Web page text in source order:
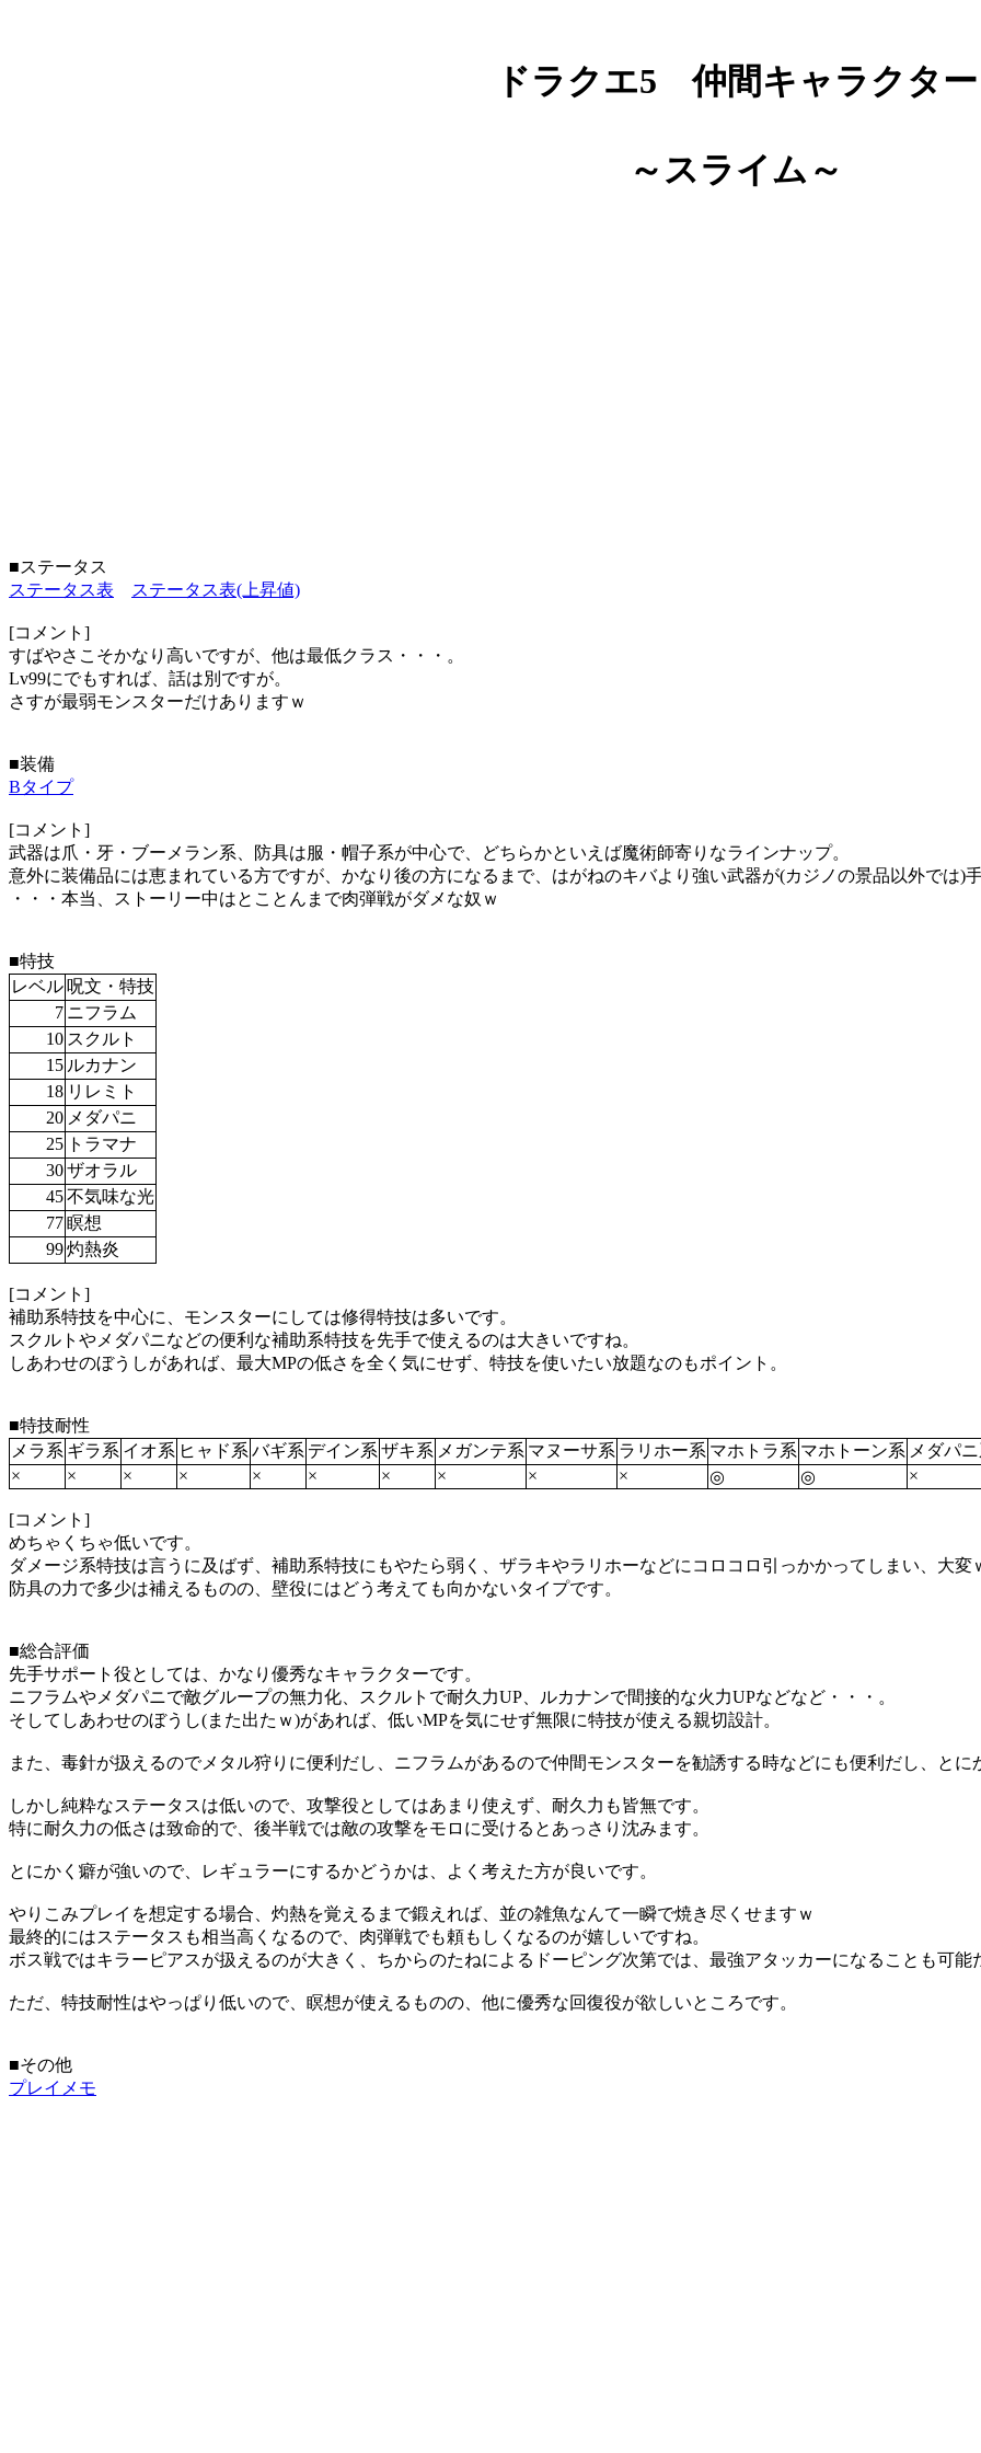
ドラクエ5 仲間キャラクター
～スライム～
■ステータス
ステータス表
ステータス表(上昇値)
[コメント]
すばやさこそかなり高いですが、他は最低クラス・・・。
Lv99にでもすれば、話は別ですが。
さすが最弱モンスターだけありますｗ
■装備
Bタイプ
[コメント]
武器は爪・牙・ブーメラン系、防具は服・帽子系が中心で、どちらかといえば魔術師寄りなラインナップ。
意外に装備品には恵まれている方ですが、かなり後の方になるまで、はがねのキバより強い武器が(カジノの景品以外では)
・・・本当、ストーリー中はとことんまで肉弾戦がダメな奴ｗ
■特技
レベル 呪文・特技
7 ニフラム
10 スクルト
15 ルカナン
18 リレミト
20 メダパニ
25 トラマナ
30ザオラル
45不気味な光
77瞑想
99灼熱炎
[コメント]
補助系特技を中心に、モンスターにしては修得特技は多いです。
スクルトやメダパニなどの便利な補助系特技を先手で使えるのは大きいですね。
しあわせのぼうしがあれば、最大MPの低さを全く気にせず、特技を使いたい放題なのもポイント。
■特技耐性
メラ系 ギラ系 イオ系 ヒャド系 バギ系 デイン系 ザキ系 メガンテ系 マヌーサ系 ラリホー系 マホトラ系 マホトーン系 メダパ
×
× × × × × × × × × ◎ ◎ ×
[コメント]
めちゃくちゃ低いです。
ダメージ系特技は言うに及ばず、補助系特技にもやたら弱く、ザラキやラリホーなどにコロコロ引っかかってしまい、大変
防具の力で多少は補えるものの、壁役にはどう考えても向かないタイプです。
■総合評価
先手サポート役としては、かなり優秀なキャラクターです。
ニフラムやメダパニで敵グループの無力化、スクルトで耐久力UP、ルカナンで間接的な火力UPなどなど・・・。
そしてしあわせのぼうし(また出たｗ)があれば、低いMPを気にせず無限に特技が使える親切設計。
また、毒針が扱えるのでメタル狩りに便利だし、ニフラムがあるので仲間モンスターを勧誘する時などにも便利だし、とに
しかし純粋なステータスは低いので、攻撃役としてはあまり使えず、耐久力も皆無です。
特に耐久力の低さは致命的で、後半戦では敵の攻撃をモロに受けるとあっさり沈みます。
とにかく癖が強いので、レギュラーにするかどうかは、よく考えた方が良いです。
やりこみプレイを想定する場合、灼熱を覚えるまで鍛えれば、並の雑魚なんて一瞬で焼き尽くせますｗ
最終的にはステータスも相当高くなるので、肉弾戦でも頼もしくなるのが嬉しいですね。
ボス戦ではキラーピアスが扱えるのが大きく、ちからのたねによるドーピング次第では、最強アタッカーになることも可能
ただ、特技耐性はやっぱり低いので、瞑想が使えるものの、他に優秀な回復役が欲しいところです。
■その他
プレイメモ